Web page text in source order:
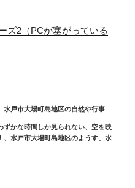
ズ2（PCが塞がっている
水戸市大場町島地区の自然や行事
ずかな時間しか見られない、空を映
、 水戸市大場町島地区のようす、 水